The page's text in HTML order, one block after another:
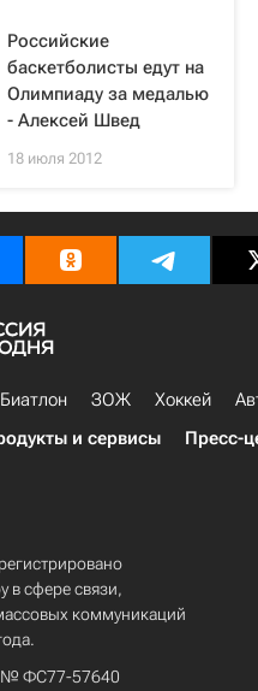
Российские
баскетболисты едут на
Олимпиаду за медалью
- Алексей Швед
18 июля 2012
Биатлон ЗОЖ Хоккей
и сервисы Пресс-
в сфере связи,
коммуникаций
№ ФС77-57640